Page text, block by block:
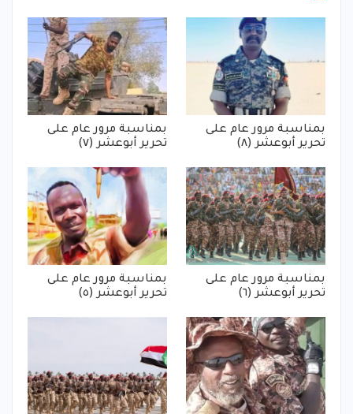
بمناسبة مرور عام على
تحرير أبوعشر (٨)
بمناسبة مرور عام على
تحرير أبوعشر (٧)
بمناسبة مرور عام على
تحرير أبوعشر (٦)
بمناسبة مرور عام على
تحرير أبوعشر (٥)